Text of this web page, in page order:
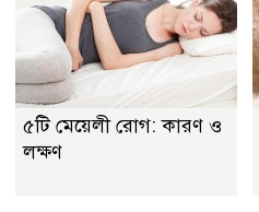
৫টি মেয়েলী রোগ: কারণ ও
লক্ষণ